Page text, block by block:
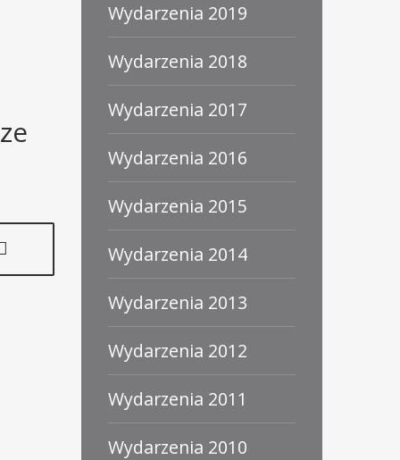
Wydarzenia 2019
Wydarzenia 2018
Wydarzenia 2017
Wydarzenia 2016
Wydarzenia 2015
Wydarzenia 2014
Wydarzenia 2013
Wydarzenia 2012
Wydarzenia 2011
Wydarzenia 2010